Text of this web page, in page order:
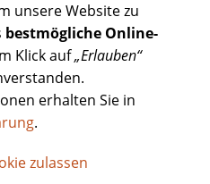
unsere Website zu
bestmögliche Online-
Klick auf„Erlauben“
erhalten Sie in
.
zulassen